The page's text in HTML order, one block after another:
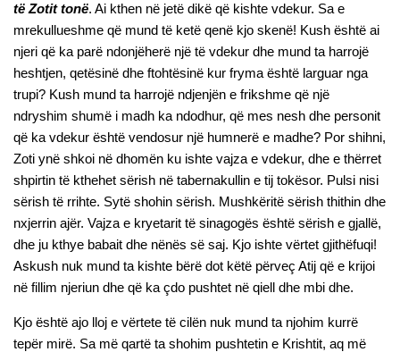
të Zotit tonë. Ai kthen në jetë dikë që kishte vdekur. Sa e
mrekullueshme që mund të ketë qenë kjo skenë! Kush është ai
njeri që ka parë ndonjëherë një të vdekur dhe mund ta harrojë
heshtjen, qetësinë dhe ftohtësinë kur fryma është larguar nga
trupi? Kush mund ta harrojë ndjenjën e frikshme që një
ndryshim shumë i madh ka ndodhur, që mes nesh dhe personit
që ka vdekur është vendosur një humnerë e madhe? Por shihni,
Zoti ynë shkoi në dhomën ku ishte vajza e vdekur, dhe e thërret
shpirtin të kthehet sërish në tabernakullin e tij tokësor. Pulsi nisi
sërish të rrihte. Sytë shohin sërish. Mushkëritë sërish thithin dhe
nxjerrin ajër. Vajza e kryetarit të sinagogës është sërish e gjallë,
dhe ju kthye babait dhe nënës së saj. Kjo ishte vërtet gjithëfuqi!
Askush nuk mund ta kishte bërë dot këtë përveç Atij që e krijoi
në fillim njeriun dhe që ka çdo pushtet në qiell dhe mbi dhe.
Kjo është ajo lloj e vërtete të cilën nuk mund ta njohim kurrë
tepër mirë. Sa më qartë ta shohim pushtetin e Krishtit, aq më